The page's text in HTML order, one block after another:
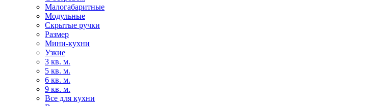
Малогабаритные
Модульные
Скрытые ручки
Размер
Мини-кухни
Узкие
3 кв. м.
5 кв. м.
6 кв. м.
9 кв. м.
Все для кухни